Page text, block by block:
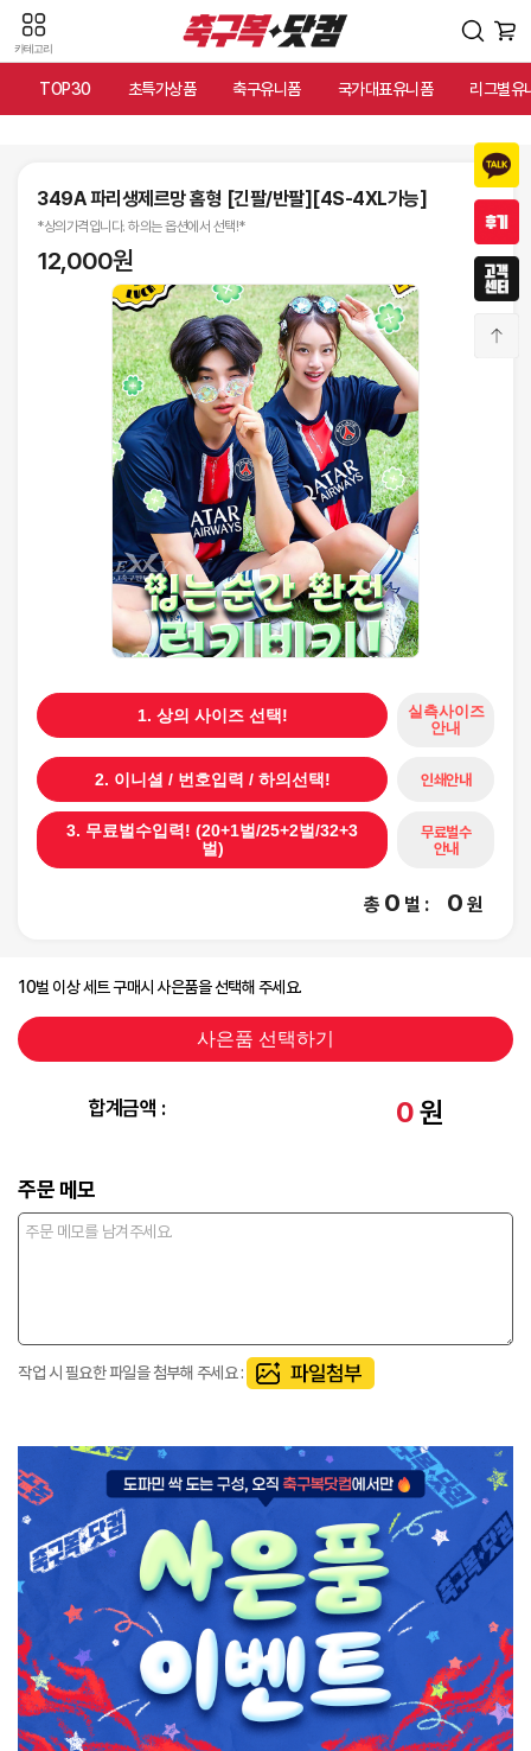
카테고리
TOP30 초특가상품 축구유니폼 국가대표유니폼 리그별유
349A 파리생제르망 홈형 [긴팔/반팔][4S-4XL가능]
*상의가격입니다. 하의는 옵션에서 선택!*
12,000원
1. 상의 사이즈 선택!
실측사이즈
안내
2. 이니셜 / 번호입력 / 하의선택! 인쇄안내
3. 무료벌수입력! (20+1벌/25+2벌/32+3
벌)
무료벌수
안내
총 0 벌 : 0원
10벌 이상 세트 구매시 사은품을 선택해 주세요.
사은품 선택하기
합계금액 : 0원
주문 메모
작업 시 필요한 파일을 첨부해 주세요 :